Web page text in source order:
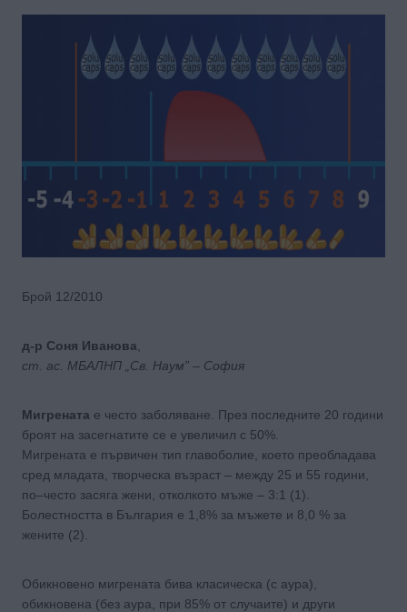
Брой 12/2010
д-р Соня Иванова
ст. ас. МБАЛНП „Св. Наум” – София
Мигрената е често заболяване. През последните 20 години
броят на засегнатите се е увеличил с 50%.
Мигрената е първичeн тип главоболие, което преобладава
сред младата, творческа възраст – между 25 и 55 години,
по–често засяга жени, отколкото мъже – 3:1 (1).
Болестността в България е 1,8% за мъжете и 8,0 % за
жените (2).
Обикновено мигрената бива класическа (с аура),
обикновена (без аура, при 85% от случаите) и други